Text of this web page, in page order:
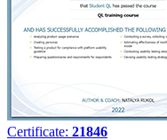
Certificate: 21846